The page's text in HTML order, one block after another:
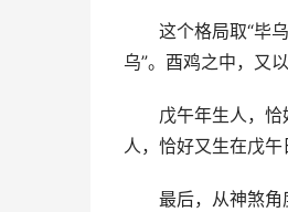
这个格局取“毕
乌”。酉鸡之中，又
戊午年生人，
人，恰好又生在戊
最后，从神煞角